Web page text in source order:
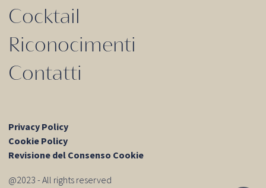
Cocktail
Riconocimenti
Contatti
Privacy Policy
Cookie Policy
Revisione del Consenso Cookie
@2023 - All rights reserved